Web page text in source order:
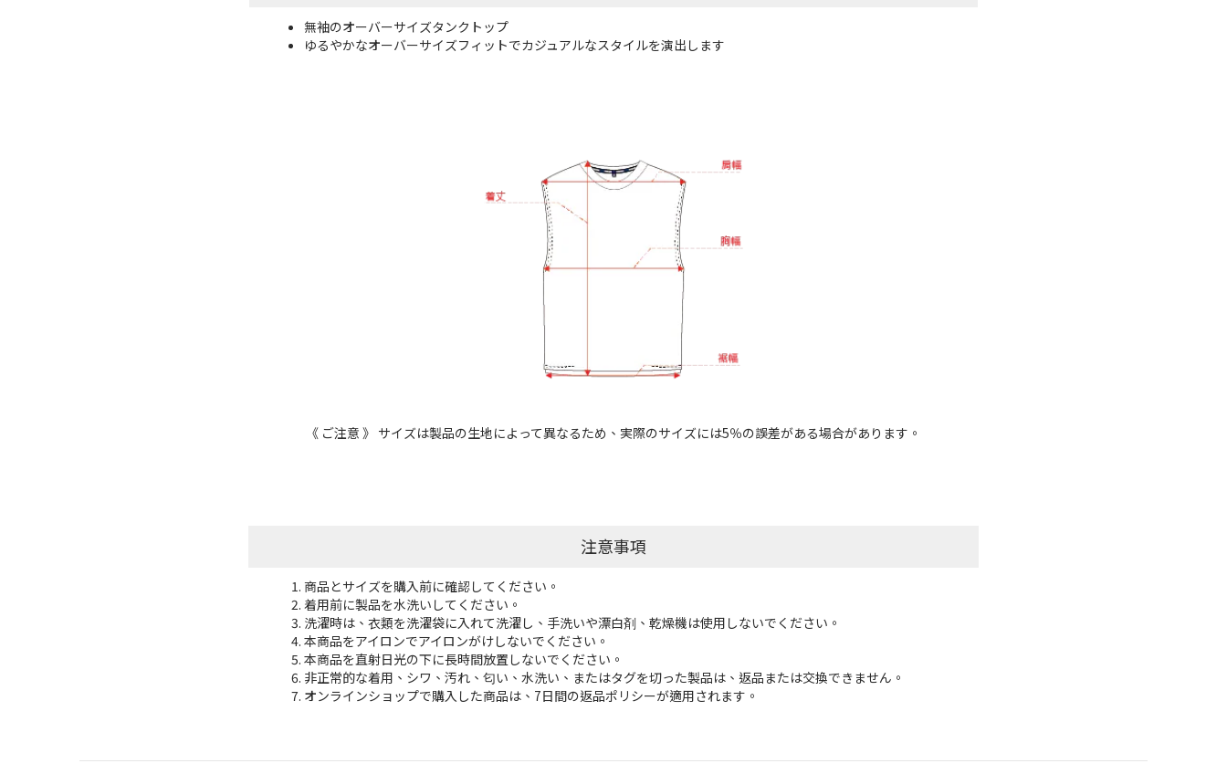
無袖のオーバーサイズタンクトップ
ゆるやかなオーバーサイズフィットでカジュアルなスタイルを演出します
《 ご注意 》 サイズは製品の生地によって異なるため、実際のサイズには5％の誤差がある場合があります。
注意事項
商品とサイズを購入前に確認してください。
着用前に製品を水洗いしてください。
洗濯時は、衣類を洗濯袋に入れて洗濯し、手洗いや漂白剤、乾燥機は使用しないでください。
本商品をアイロンでアイロンがけしないでください。
本商品を直射日光の下に長時間放置しないでください。
非正常的な着用、シワ、汚れ、匂い、水洗い、またはタグを切った製品は、返品または交換できません。
オンラインショップで購入した商品は、7日間の返品ポリシーが適用されます。